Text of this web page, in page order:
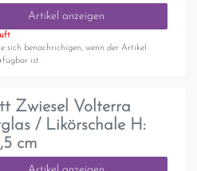
Artikel anzeigen
sich benachrichigen, wenn der Artikel
ist.
Zwiesel Volterra
/ Likörschale H:
cm